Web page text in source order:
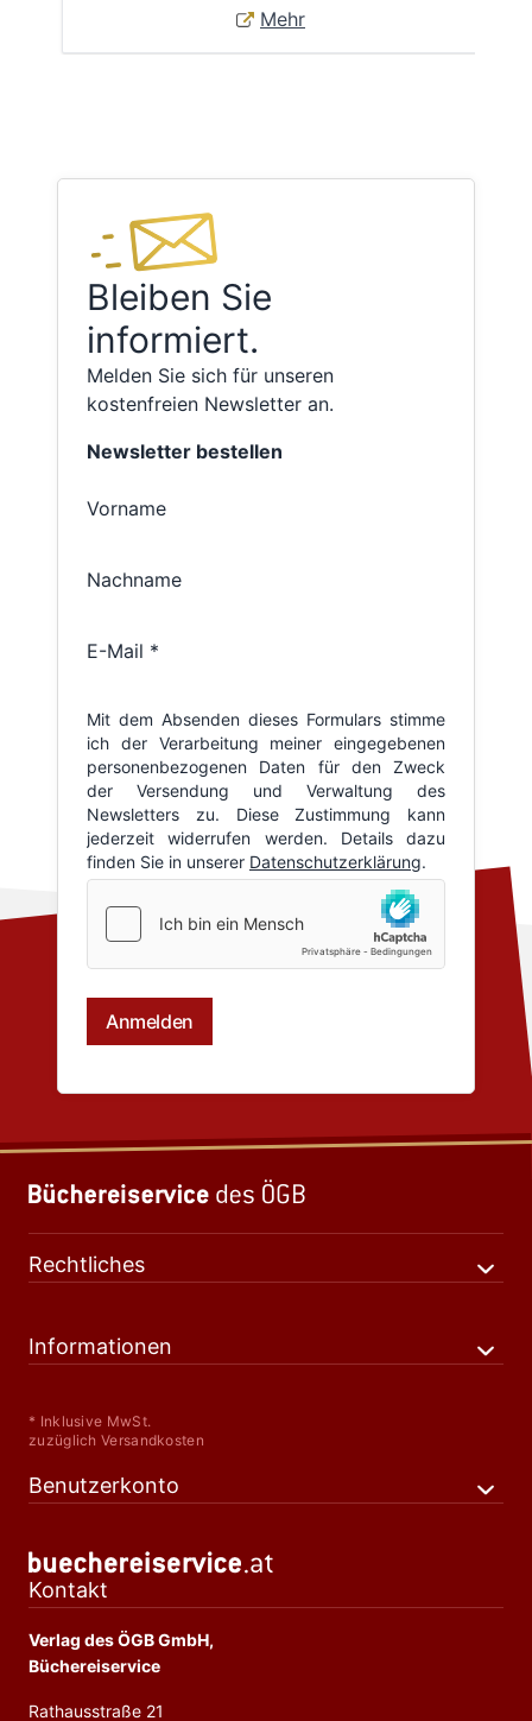
Mehr
Bleiben Sie
informiert.
Melden Sie sich für unseren
kostenfreien Newsletter an.
Rechtliches
Informationen
* Inklusive MwSt.
zuzüglich Versandkosten
Benutzerkonto
Kontakt
Verlag des ÖGB GmbH,
Büchereiservice
Rathausstraße 21